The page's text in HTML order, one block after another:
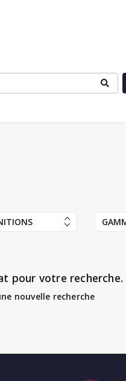
pour votre recherche.
nouvelle recherche